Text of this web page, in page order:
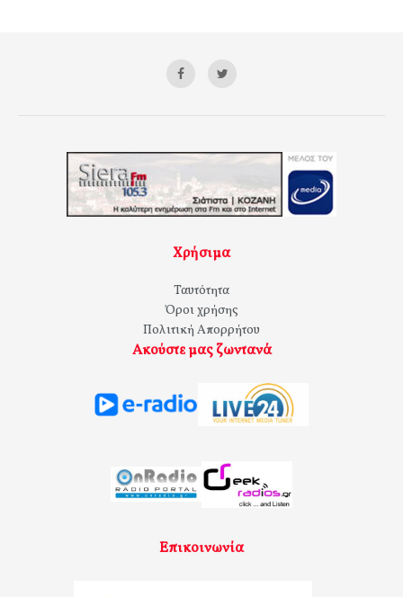
Χρήσιμα
Ταυτότητα
Όροι χρήσης
Πολιτική Απορρήτου
Ακούστε μας ζωντανά
Επικοινωνία